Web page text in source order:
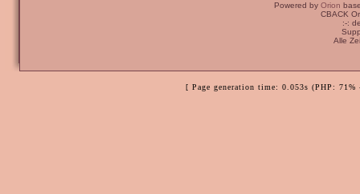
Powered by Orion
CBACK
:-:
Alle
[ Page generation time: 0.053s (PHP: